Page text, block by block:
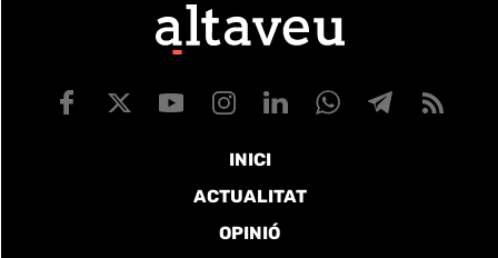
INICI
ACTUALITAT
OPINIÓ